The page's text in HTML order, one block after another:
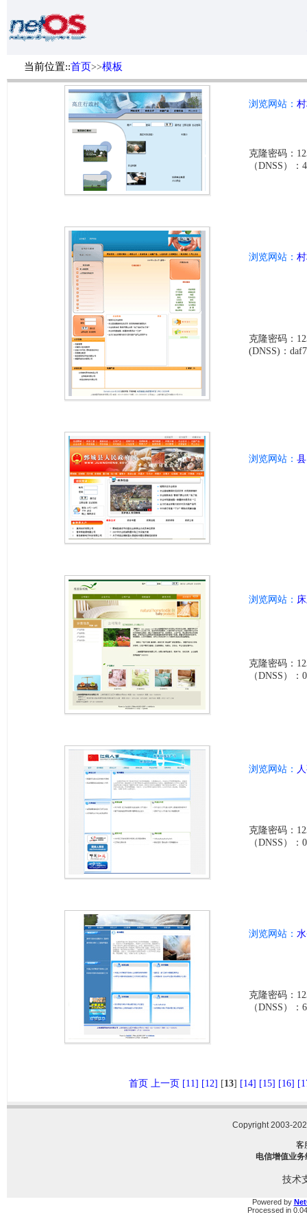
当前位置::首页>>模板
浏览网站：
克隆密码：
（DNSS）：
浏览网站：
克隆密码：
(DNSS)：
浏览网站： 县
浏览网站：
克隆密码：
（DNSS）：
浏览网站：
克隆密码：
（DNSS）：
浏览网站：
克隆密码：
（DNSS）：
首页 上一页 [11] [12] [13] [14] [15] [16]
Copyright 2003-
客
电信增值业
技术
Powered by
Processed in